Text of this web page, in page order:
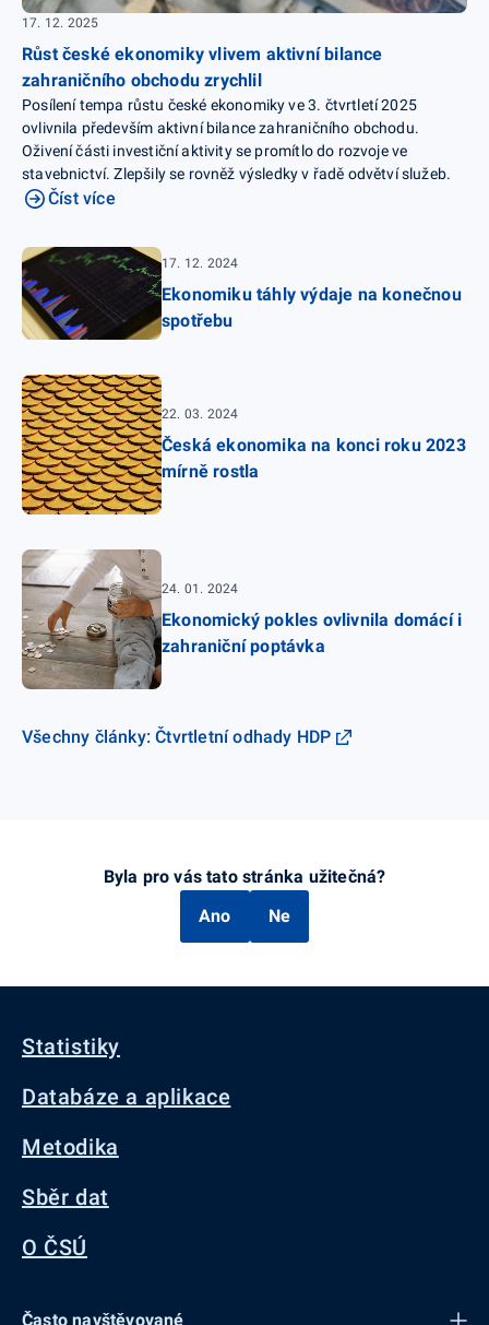
17. 12. 2025
Růst české ekonomiky vlivem aktivní bilance
zahraničního obchodu zrychlil
Posílení tempa růstu české ekonomiky ve 3. čtvrtletí 2025
ovlivnila především aktivní bilance zahraničního obchodu.
Oživení části investiční aktivity se promítlo do rozvoje ve
stavebnictví. Zlepšily se rovněž výsledky v řadě odvětví služeb.
Číst více
17. 12. 2024
Ekonomiku táhly výdaje na konečnou
spotřebu
22. 03. 2024
Česká ekonomika na konci roku 2023
mírně rostla
24. 01. 2024
Ekonomický pokles ovlivnila domácí i
zahraniční poptávka
Všechny články: Čtvrtletní odhady HDP
Byla pro vás tato stránka užitečná?
Ano
Ne
Statistiky
Databáze a aplikace
Metodika
Sběr dat
O ČSÚ
Často navštěvované